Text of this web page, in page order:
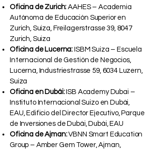
Oficina de Zurich: AAHES – Academia
Autónoma de Educación Superior en
Zurich, Suiza, Freilagerstrasse 39, 8047
Zurich, Suiza
Oficina de Lucerna: ISBM Suiza – Escuela
Internacional de Gestión de Negocios,
Lucerna, Industriestrasse 59, 6034 Luzern,
Suiza
Oficina en Dubái:ISB Academy Dubai –
Instituto Internacional Suizo en Dubái,
EAU, Edificio del Director Ejecutivo, Parque
de Inversiones de Dubái, Dubái, EAU
Oficina de Ajman:VBNN Smart Education
Group – Amber Gem Tower, Ajman,